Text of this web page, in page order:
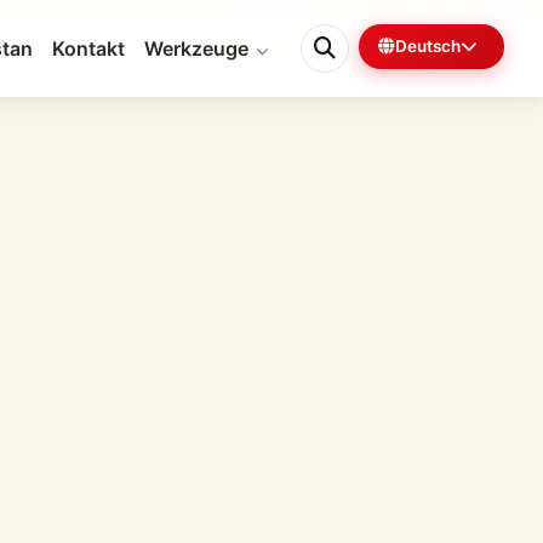
Kontakt Werkzeuge Deutsch
0% 5 Min. verbleibend